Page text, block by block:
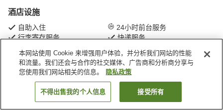
酒店设施
自助入住
24小时前台服务
行李寄存服务
快递服务
首页 日本 京都府 京都 京都IMU酒店
搜索客房
本网站使用 Cookie 来增强用户体验，并分析我们网站的性能
和流量。我们还会与合作的社交媒体、广告商和分析商分享与
您使用我们网站相关的信息。
隐私政策
不得出售我的个人信息 接受所有